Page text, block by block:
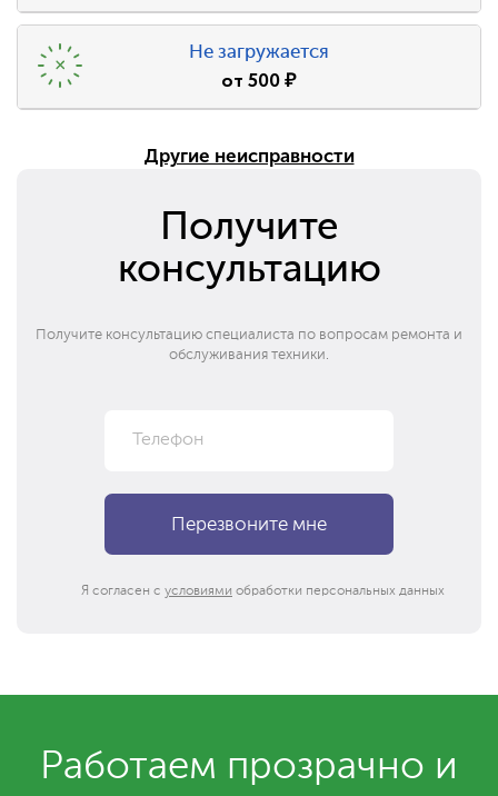
Не загружается
от500₽
Другие неисправности
Получите
консультацию
Получите консультацию специалиста по вопросам ремонта и
обслуживания техники.
Я согласен с условиями обработки персональных данных
Работаем прозрачно и